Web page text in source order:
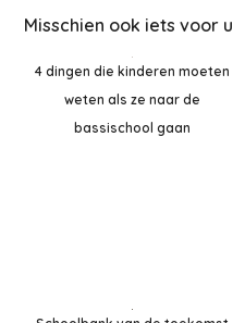
Misschien ook iets voor u
4 dingen die kinderen moeten
weten als ze naar de
bassischool gaan